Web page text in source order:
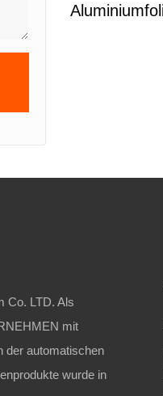
Co. LTD. Als
mit
der automatischen
wurde in